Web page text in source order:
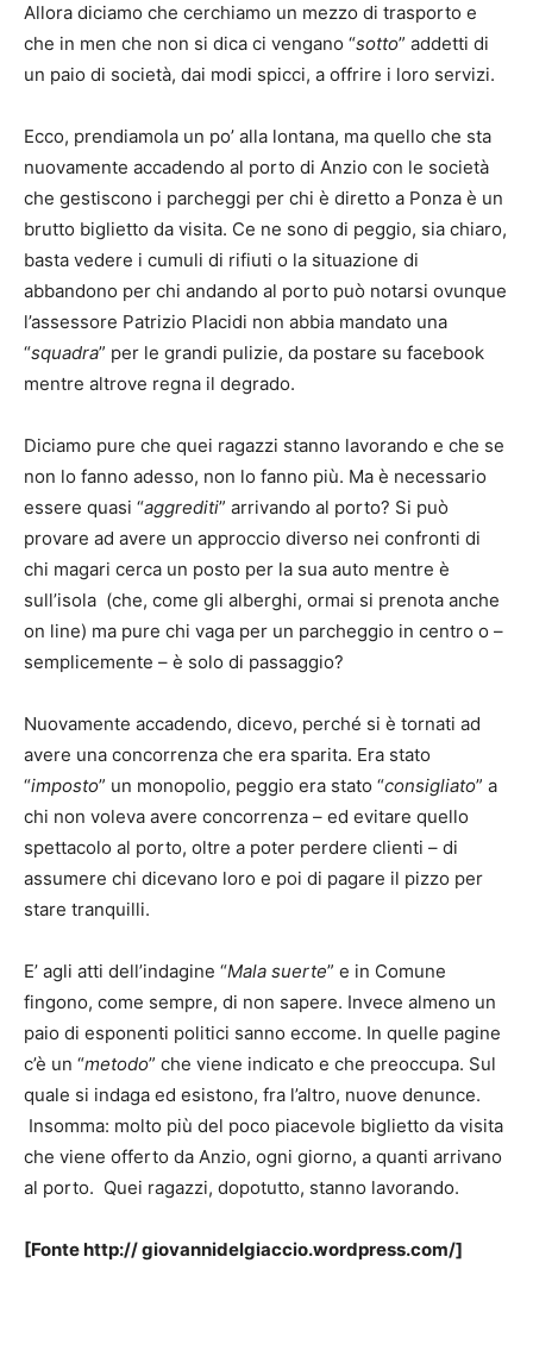
Allora diciamo che cerchiamo un mezzo di trasporto e
che in men che non si dica ci vengano “sotto” addetti di
un paio di società, dai modi spicci, a offrire i loro servizi.
Ecco, prendiamola un po’ alla lontana, ma quello che sta
nuovamente accadendo al porto di Anzio con le società
che gestiscono i parcheggi per chi è diretto a Ponza è un
brutto biglietto da visita. Ce ne sono di peggio, sia chiaro,
basta vedere i cumuli di rifiuti o la situazione di
abbandono per chi andando al porto può notarsi ovunque
l’assessore Patrizio Placidi non abbia mandato una
“squadra” per le grandi pulizie, da postare su facebook
mentre altrove regna il degrado.
Diciamo pure che quei ragazzi stanno lavorando e che se
non lo fanno adesso, non lo fanno più. Ma è necessario
essere quasi “aggrediti” arrivando al porto? Si può
provare ad avere un approccio diverso nei confronti di
chi magari cerca un posto per la sua auto mentre è
sull’isola (che, come gli alberghi, ormai si prenota anche
on line) ma pure chi vaga per un parcheggio in centro o –
semplicemente – è solo di passaggio?
Nuovamente accadendo, dicevo, perché si è tornati ad
avere una concorrenza che era sparita. Era stato
“imposto” un monopolio, peggio era stato “consigliato” a
chi non voleva avere concorrenza – ed evitare quello
spettacolo al porto, oltre a poter perdere clienti – di
assumere chi dicevano loro e poi di pagare il pizzo per
stare tranquilli.
E’ agli atti dell’indagine “Mala suerte” e in Comune
fingono, come sempre, di non sapere. Invece almeno un
paio di esponenti politici sanno eccome. In quelle pagine
c’è un “metodo” che viene indicato e che preoccupa. Sul
quale si indaga ed esistono, fra l’altro, nuove denunce.
Insomma: molto più del poco piacevole biglietto da visita
che viene offerto da Anzio, ogni giorno, a quanti arrivano
al porto. Quei ragazzi, dopotutto, stanno lavorando.
[Fonte http:// giovannidelgiaccio.wordpress.com/]